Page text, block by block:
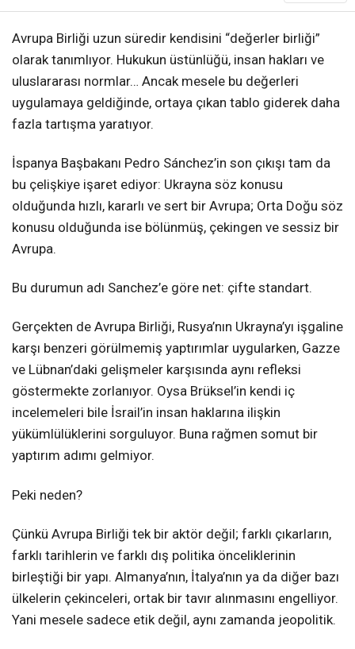
Avrupa Birliği uzun süredir kendisini “değerler birliği”
olarak tanımlıyor. Hukukun üstünlüğü, insan hakları ve
uluslararası normlar… Ancak mesele bu değerleri
uygulamaya geldiğinde, ortaya çıkan tablo giderek daha
fazla tartışma yaratıyor.
İspanya Başbakanı Pedro Sánchez’in son çıkışı tam da
bu çelişkiye işaret ediyor: Ukrayna söz konusu
olduğunda hızlı, kararlı ve sert bir Avrupa; Orta Doğu söz
konusu olduğunda ise bölünmüş, çekingen ve sessiz bir
Avrupa.
Bu durumun adı Sanchez’e göre net: çifte standart.
Gerçekten de Avrupa Birliği, Rusya’nın Ukrayna’yı işgaline
karşı benzeri görülmemiş yaptırımlar uygularken, Gazze
ve Lübnan’daki gelişmeler karşısında aynı refleksi
göstermekte zorlanıyor. Oysa Brüksel’in kendi iç
incelemeleri bile İsrail’in insan haklarına ilişkin
yükümlülüklerini sorguluyor. Buna rağmen somut bir
yaptırım adımı gelmiyor.
Peki neden?
Çünkü Avrupa Birliği tek bir aktör değil; farklı çıkarların,
farklı tarihlerin ve farklı dış politika önceliklerinin
birleştiği bir yapı. Almanya’nın, İtalya’nın ya da diğer bazı
ülkelerin çekinceleri, ortak bir tavır alınmasını engelliyor.
Yani mesele sadece etik değil, aynı zamanda jeopolitik.